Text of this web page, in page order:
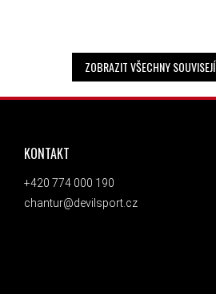
ZOBRAZIT VŠECHNY
ZÁPATÍ
KONTAKT
+420 774 000 190
chantur@devilsport.cz